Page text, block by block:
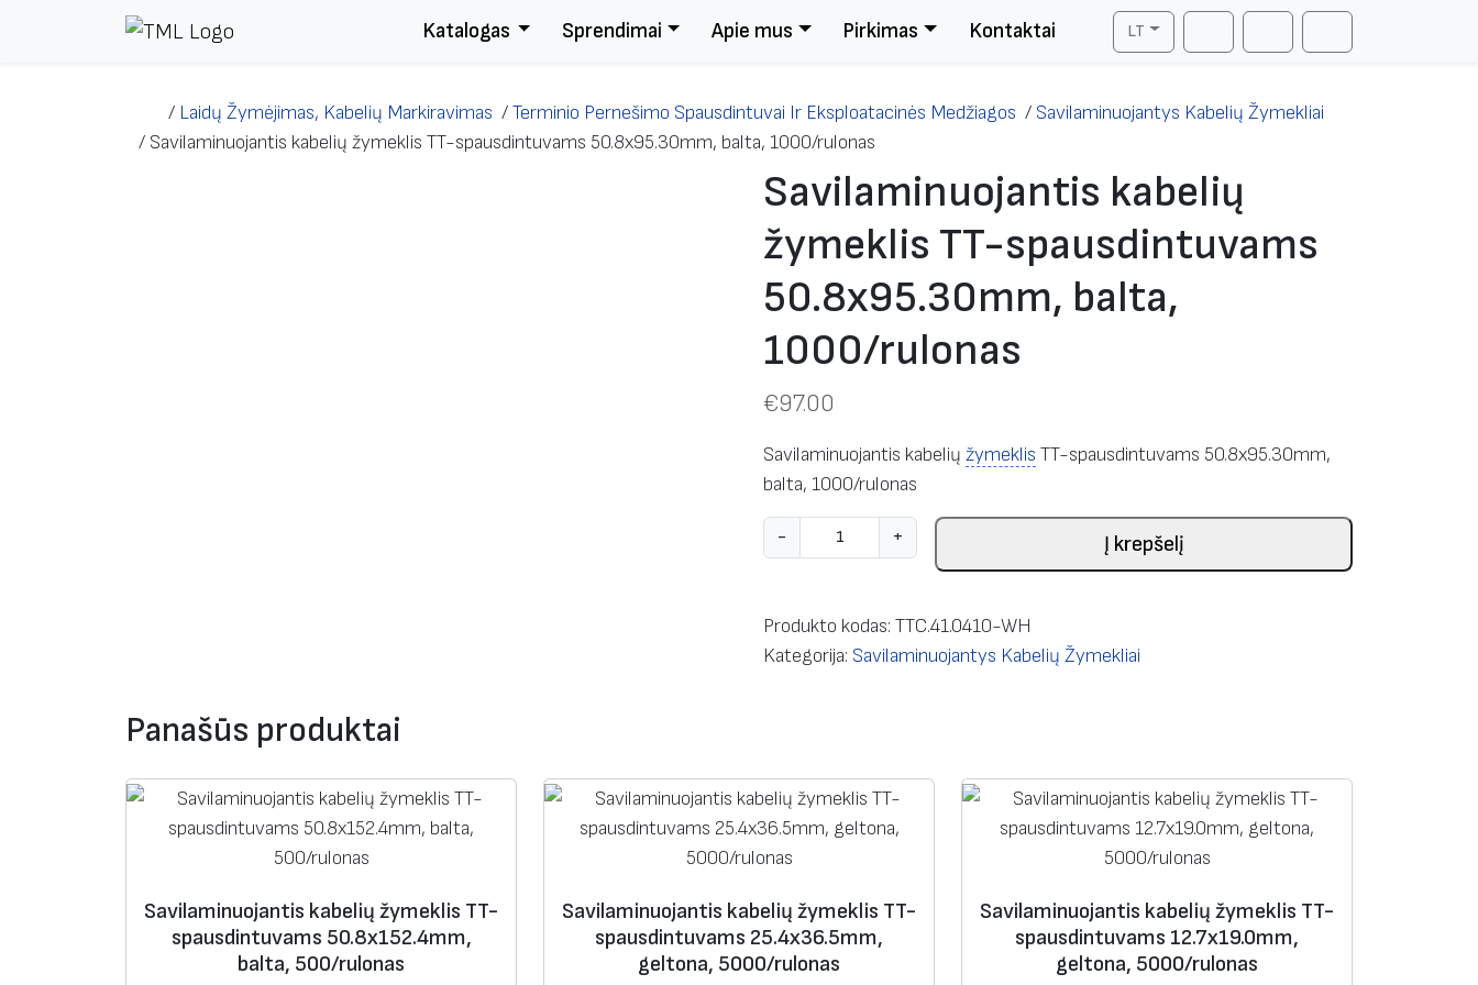
Katalogas Sprendimai Apie mus Pirkimas Kontaktai
LT
Search AccountCart
/ Laidų Žymėjimas, Kabelių Markiravimas /Terminio Pernešimo Spausdintuvai Ir Eksploatacinės Medžiagos / Savilaminuojantys Kabelių Žymekliai
/ Savilaminuojantis kabelių žymeklis TT-spausdintuvams 50.8х95.30mm, balta, 1000/rulonas
Savilaminuojantis kabelių
žymeklis TT-spausdintuvams
50.8х95.30mm, balta,
1000/rulonas
€97.00
Savilaminuojantis kabeliųžymeklis TT-spausdintuvams 50.8х95.30mm,
balta, 1000/rulonas
-
r
d
u
i
e
k
s
:
S
+ Į krepšelį
Produkto kodas:TTC.41.0410-WH
Kategorija: Savilaminuojantys Kabelių Žymekliai
Panašūs produktai
Savilaminuojantis kabelių žymeklis TT-
spausdintuvams 50.8х152.4mm,
balta, 500/rulonas
Savilaminuojantis kabelių žymeklis TT-
spausdintuvams 25.4х36.5mm,
geltona, 5000/rulonas
Savilaminuojantis kabelių žymeklis TT-
spausdintuvams 12.7х19.0mm,
geltona, 5000/rulonas